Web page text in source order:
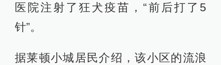
医院注射了狂犬疫苗，“前后打了5
针”。
据莱顿小城居民介绍，该小区的流浪